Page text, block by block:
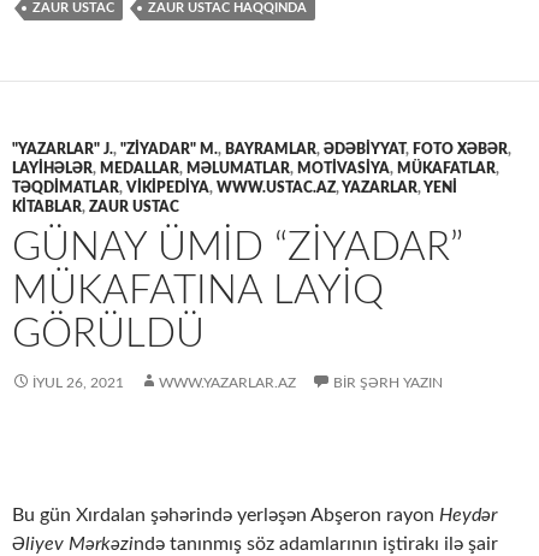
ZAUR USTAC ZAUR USTAC HAQQINDA
"YAZARLAR" J., "ZİYADAR" M., BAYRAMLAR, ƏDƏBİYYAT , FOTO XƏBƏR,
LAYİHƏLƏR, MEDALLAR, MƏLUMATLAR, MOTİVASİYA, MÜKAFATLAR,
TƏQDİMATLAR, VİKİPEDİYA, WWW.USTAC.AZ, YAZARLAR, YENİ
KİTABLAR, ZAUR USTAC
GÜNAY ÜMİD “ZİYADAR”
MÜKAFATINA LAYİQ
GÖRÜLDÜ
İYUL 26, 2021 WWW.YAZARLAR.AZ BIR ŞƏRH YAZIN
Bu gün Xırdalan şəhərində yerləşən Abşeron rayon Heydər
Əliyev Mərkəzində tanınmış söz adamlarının iştirakı ilə şair